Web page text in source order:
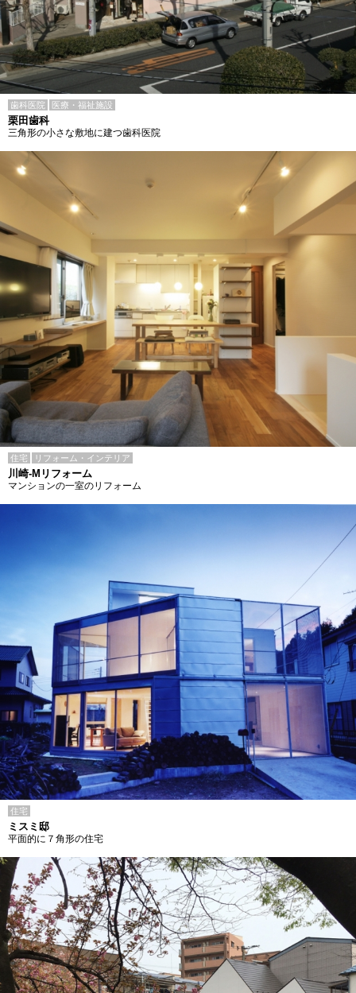
歯科医院 医療・福祉施設
栗田歯科
三角形の小さな敷地に建つ歯科医院
住宅 リフォーム・インテリア
川崎-Mリフォーム
マンションの一室のリフォーム
住宅
ミスミ邸
平面的に７角形の住宅